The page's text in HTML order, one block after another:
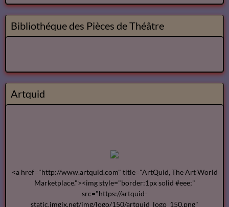
Notre Bibliothéque Théâtrale
Vidéos
Bibliothéque des Pièces de Théâtre